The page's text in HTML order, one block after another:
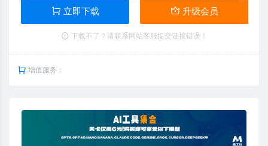
立即下载 升级会员
下载不了？请联系网站客服提交链接错误！
增值服务：